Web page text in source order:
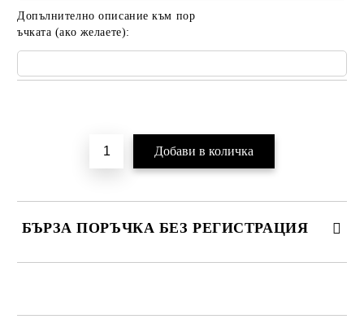
Допълнително описание към пор
ъчката (ако желаете):
БЪРЗА ПОРЪЧКА БЕЗ РЕГИСТРАЦИЯ